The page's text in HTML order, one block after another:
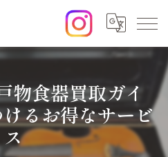
物食器買取ガイ
るお得なサービ
ス